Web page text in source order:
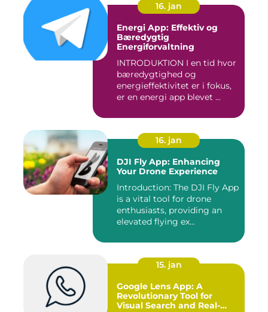
16. jan
Energi App: Effektiv og
Bæredygtig
Energiforvaltning
INTRODUKTION I en tid hvor
bæredygtighed og
energieffektivitet er i fokus,
er en energi app blevet ...
16. jan
DJI Fly App: Enhancing
Your Drone Experience
Introduction: The DJI Fly App
is a vital tool for drone
enthusiasts, providing an
elevated flying ex...
15. jan
Google Lens App: A
Revolutionary Tool for
Visual Search and Real-